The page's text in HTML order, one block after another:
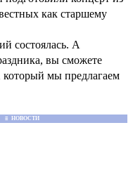
как старшему
состоялась. А
вы сможете
который мы предлагаем
≡ НОВОСТИ